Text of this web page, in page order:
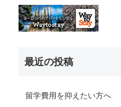
最近の投稿
留学費用を抑えたい方へ